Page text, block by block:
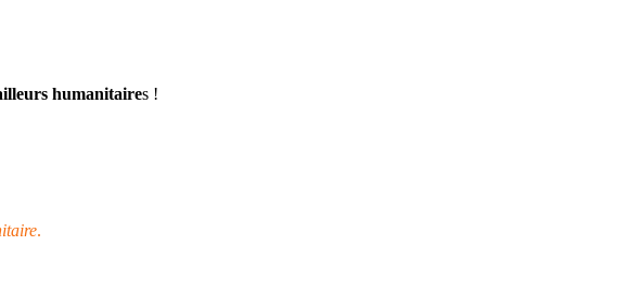
humanitaires !
.